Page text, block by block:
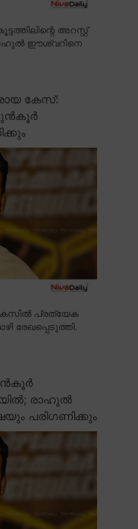
അറസ്റ്റ്
ഈശ്വറിനെ
കേസ്:
കേസിൽ പ്രത്യേക
രേഖപ്പെടുത്തി.
രാഹുൽ
പരിഗണിക്കും